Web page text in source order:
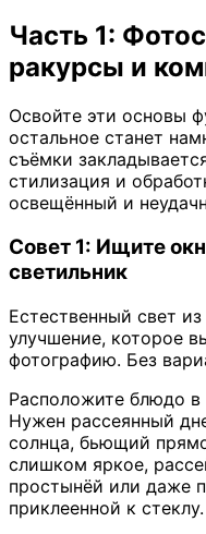
Часть 1:
ракурсы и
Освойте эти основы
остальное станет
съёмки
стилизация и
освещённый и
Совет 1: Ищите
светильник
Естественный свет
улучшение, которое
фотографию. Без
Расположите блюдо в
Нужен рассеянный
солнца, бьющий
слишком яркое,
простынёй или даже
приклеенной к стеклу.